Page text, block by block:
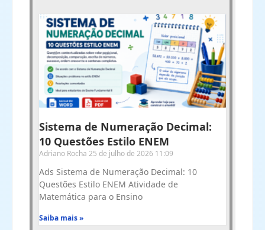
Sistema de Numeração Decimal:
10 Questões Estilo ENEM
Adriano Rocha 25 de julho de 2026 11:09
Ads Sistema de Numeração Decimal: 10
Questões Estilo ENEM Atividade de
Matemática para o Ensino
Saiba mais »